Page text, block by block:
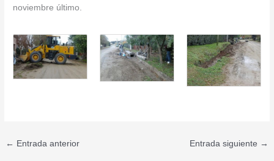
noviembre último.
← Entrada anterior Entrada siguiente →